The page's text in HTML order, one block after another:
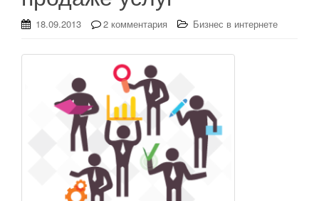
18.09.2013 2 комментария Бизнес в интернете